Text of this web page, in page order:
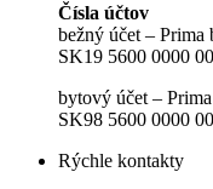
Čísla účtov
bežný účet – Prima
SK19 5600 0000
bytový účet –
SK98 5600 0000
Rýchle kontakty